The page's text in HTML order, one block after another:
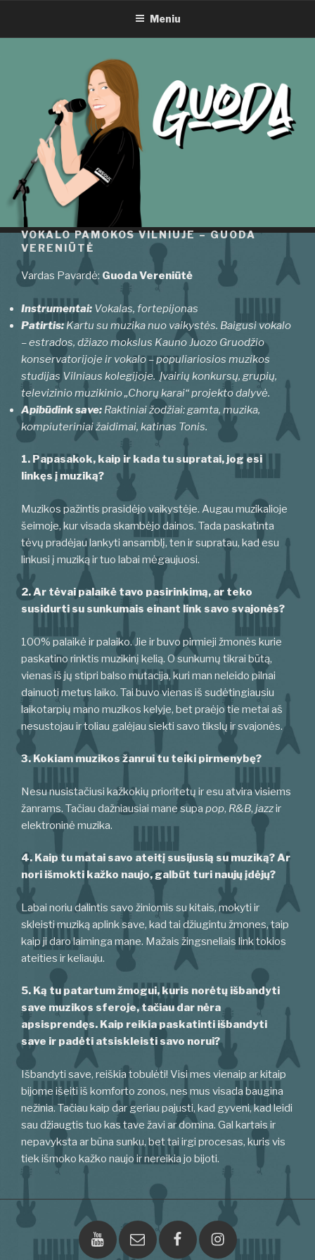
turinio
GUODA VERENIŪTĖ
Meniu
VOKALO PAMOKOS VILNIUJE – GUODA
VERENIŪTĖ
Vardas Pavardė: Guoda Vereniūtė
Instrumentai: Vokalas, fortepijonas
Patirtis:Kartu su muzika nuo vaikystės. Baigusi vokalo
– estrados, džiazo mokslus Kauno Juozo Gruodžio
konservatorijoje ir vokalo – populiariosios muzikos
studijas Vilniaus kolegijoje. Įvairių konkursų, grupių,
televizinio muzikinio „Chorų karai“ projekto dalyvė.
Apibūdink save: Raktiniai žodžiai: gamta, muzika,
kompiuteriniai žaidimai, katinas Tonis.
1. Papasakok, kaip ir kada tu supratai, jog esi
linkęs į muziką?
Muzikos pažintis prasidėjo vaikystėje. Augau muzikalioje
šeimoje, kur visada skambėjo dainos. Tada paskatinta
tėvų pradėjau lankyti ansamblį, ten ir supratau, kad esu
linkusi į muziką ir tuo labai mėgaujuosi.
2. Ar tėvai palaikė tavo pasirinkimą, ar teko
susidurti su sunkumais einant link savo svajonės?
100% palaikė ir palaiko. Jie ir buvo pirmieji žmonės kurie
paskatino rinktis muzikinį kelią. O sunkumų tikrai būtą,
vienas iš jų stipri balso mutacija, kuri man neleido pilnai
dainuoti metus laiko. Tai buvo vienas iš sudėtingiausiu
laikotarpių mano muzikos kelyje, bet praėjo tie metai aš
nesustojau ir toliau galėjau siekti savo tikslų ir svajonės.
3. Kokiam muzikos žanrui tu teiki pirmenybę?
Nesu nusistačiusi kažkokių prioritetų ir esu atvira visiems
žanrams. Tačiau dažniausiai mane supa pop, R&B, jazzir
elektroninė muzika.
4. Kaip tu matai savo ateitį susijusią su muziką? Ar
nori išmokti kažko naujo, galbūt turi naujų įdėjų?
Labai noriu dalintis savo žiniomis su kitais, mokyti ir
skleisti muziką aplink save, kad tai džiugintu žmones, taip
kaip ji daro laiminga mane. Mažais žingsneliais link tokios
ateities ir keliauju.
5. Ką tu patartum žmogui, kuris norėtų išbandyti
save muzikos sferoje, tačiau dar nėra
apsisprendęs. Kaip reikia paskatinti išbandyti
save ir padėti atsiskleisti savo norui?
Išbandyti save, reiškia tobulėti! Visi mes vienaip ar kitaip
bijome išeiti iš komforto zonos, nes mus visada baugina
nežinia. Tačiau kaip dar geriau pajusti, kad gyveni, kad leidi
sau džiaugtis tuo kas tave žavi ar domina. Gal kartais ir
nepavyksta ar būna sunku, bet tai irgi procesas, kuris vis
tiek išmoko kažko naujo ir nereikia jo bijoti.
Youtube El.paštas FacebookInstagram